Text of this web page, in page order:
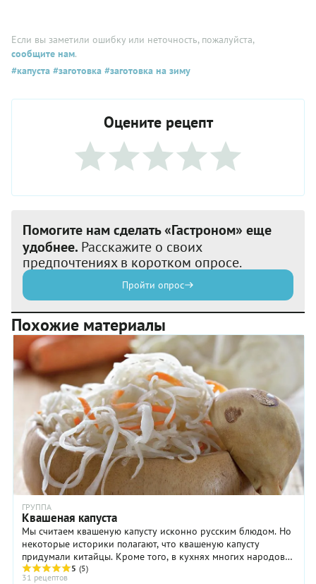
Если вы заметили ошибку или неточность, пожалуйста,
сообщите нам.
#капуста #заготовка #заготовка на зиму
Оцените рецепт
Помогите нам сделать «Гастроном» еще
удобнее. Расскажите о своих
предпочтениях в коротком опросе.
Пройти опрос
Похожие материалы
ГРУППА
Квашеная капуста
Мы считаем квашеную капусту исконно русским блюдом. Но
некоторые историки полагают, что квашеную капусту
придумали китайцы. Кроме того, в кухнях многих народов
есть блюдо, ...
5 (5)
31 рецептов